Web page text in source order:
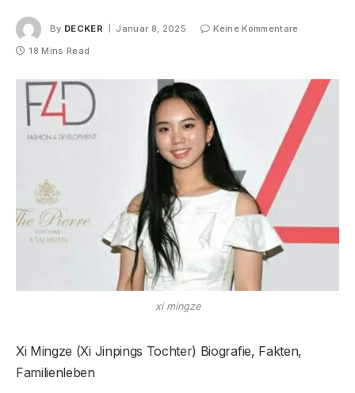
By DECKER Januar 8, 2025
Keine Kommentare
18 Mins Read
xi mingze
Xi Mingze (Xi Jinpings Tochter) Biografie, Fakten,
Familienleben